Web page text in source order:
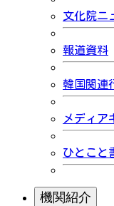
文化院ニ
報道資料
韓国関連
メディア
ひとこと
機関紹介